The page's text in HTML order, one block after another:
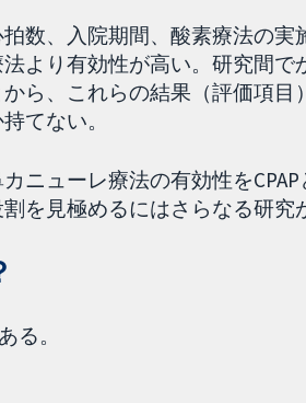
数、入院期間、酸素療法の実
より有効性が高い。研究間で
ら、これらの結果（評価項目
てない。
ニューレ療法の有効性を
を見極めるにはさらなる研究
る。